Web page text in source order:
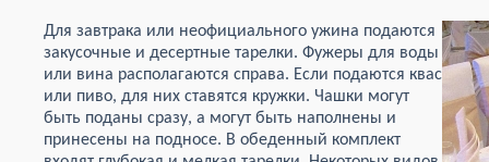
Для завтрака или неофициального ужина подаются
закусочные и десертные тарелки. Фужеры для воды
или вина располагаются справа. Если подаются квас
или пиво, для них ставятся кружки. Чашки могут
быть поданы сразу, а могут быть наполнены и
принесены на подносе. В обеденный комплект